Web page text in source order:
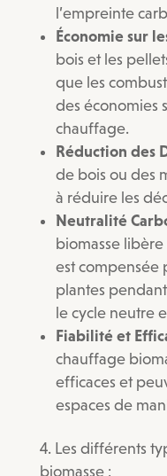
l’empreinte
Économie sur
bois et les
que les
des économies
chauffage.
Réduction des
de bois ou des
à réduire les
Neutralité
biomasse
est compensée
plantes
le cycle neutre
Fiabilité et
chauffage
efficaces et
espaces de
Les différents
biomasse :